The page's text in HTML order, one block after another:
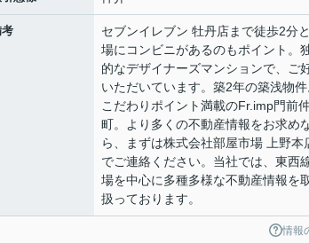
セブンイレブン 牡丹店まで徒歩2分
場にコンビニがあるのもポイント。
的なデザイナーズマンションで、ご
いただいています。築2年の築浅物
こだわりポイント満載のFr.imp門前
町。より多くの不動産情報をお求め
ら、まずは株式会社部屋市場 上野本
でご連絡ください。当社では、東西
場を中心に多種多様な不動産情報を
扱っております。
情報